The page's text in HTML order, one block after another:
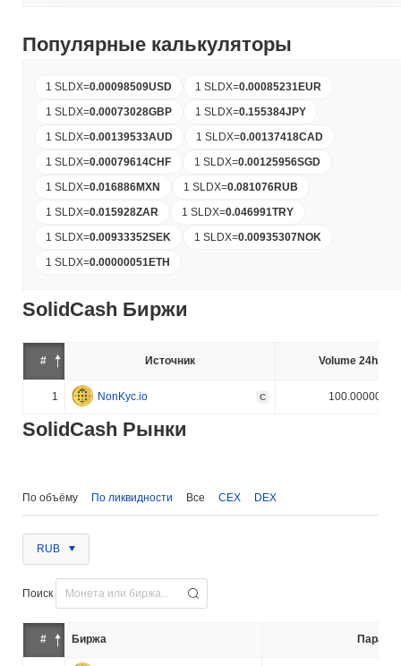
Популярные калькуляторы
1 SLDX=0.00098509USD 1 SLDX=0.00085231EUR
1 SLDX=0.00073028GBP 1 SLDX=0.155384JPY
1 SLDX=0.00139533AUD 1 SLDX=0.00137418CAD
1 SLDX=0.00079614CHF 1 SLDX=0.00125956SGD
1 SLDX=0.016886MXN 1 SLDX=0.081076RUB
1 SLDX=0.015928ZAR 1 SLDX=0.046991TRY
1 SLDX=0.00933352SEK 1 SLDX=0.00935307NOK
1 SLDX=0.00000051ETH
SolidCash Биржи
# Источник Volume 24h (%)
1 NonKyc.io C 100.000000%
SolidCash Рынки
По объёму По ликвидности Все CEX DEX
RUB
Поиск
# Биржа Пара